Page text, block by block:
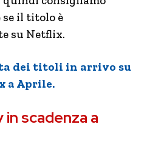
il titolo è
su Netflix.
dei titoli in arrivo su
a Aprile.
scadenza a